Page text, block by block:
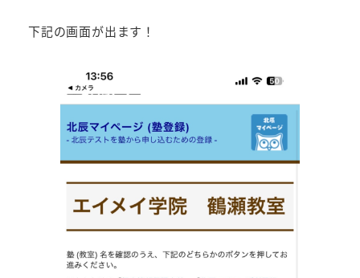
下記の画面が出ます！